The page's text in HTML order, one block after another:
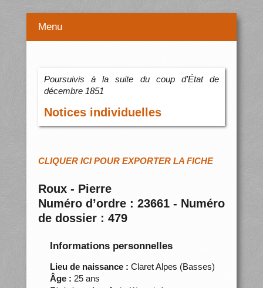
Menu
Poursuivis à la suite du coup d’État de
décembre 1851
Notices individuelles
CLIQUER ICI POUR EXPORTER LA FICHE
Roux - Pierre
Numéro d’ordre : 23661 - Numéro
de dossier : 479
Informations personnelles
Lieu de naissance : Claret Alpes (Basses)
Âge : 25 ans